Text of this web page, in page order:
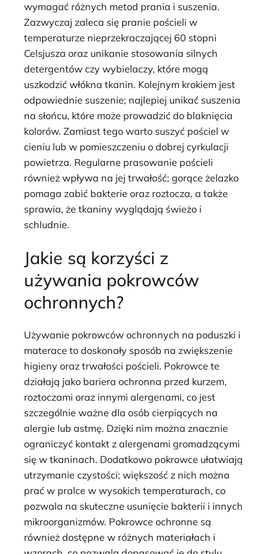
wymagać różnych metod prania i suszenia.
Zazwyczaj zaleca się pranie pościeli w
temperaturze nieprzekraczającej 60 stopni
Celsjusza oraz unikanie stosowania silnych
detergentów czy wybielaczy, które mogą
uszkodzić włókna tkanin. Kolejnym krokiem jest
odpowiednie suszenie; najlepiej unikać suszenia
na słońcu, które może prowadzić do blaknięcia
kolorów. Zamiast tego warto suszyć pościel w
cieniu lub w pomieszczeniu o dobrej cyrkulacji
powietrza. Regularne prasowanie pościeli
również wpływa na jej trwałość; gorące żelazko
pomaga zabić bakterie oraz roztocza, a także
sprawia, że tkaniny wyglądają świeżo i
schludnie.
Jakie są korzyści z
używania pokrowców
ochronnych?
Używanie pokrowców ochronnych na poduszki i
materace to doskonały sposób na zwiększenie
higieny oraz trwałości pościeli. Pokrowce te
działają jako bariera ochronna przed kurzem,
roztoczami oraz innymi alergenami, co jest
szczególnie ważne dla osób cierpiących na
alergie lub astmę. Dzięki nim można znacznie
ograniczyć kontakt z alergenami gromadzącymi
się w tkaninach. Dodatkowo pokrowce ułatwiają
utrzymanie czystości; większość z nich można
prać w pralce w wysokich temperaturach, co
pozwala na skuteczne usunięcie bakterii i innych
mikroorganizmów. Pokrowce ochronne są
również dostępne w różnych materiałach i